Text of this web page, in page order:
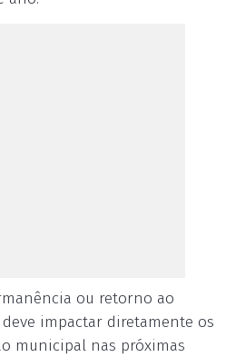
ou retorno ao
impactar diretamente os
municipal nas próximas